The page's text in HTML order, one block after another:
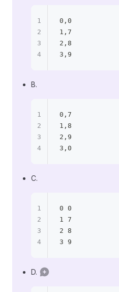
0,0
1,7
2,8
3,9
B.
0,7
1,8
2,9
3,0
C.
0 0
1 7
2 8
3 9
D.